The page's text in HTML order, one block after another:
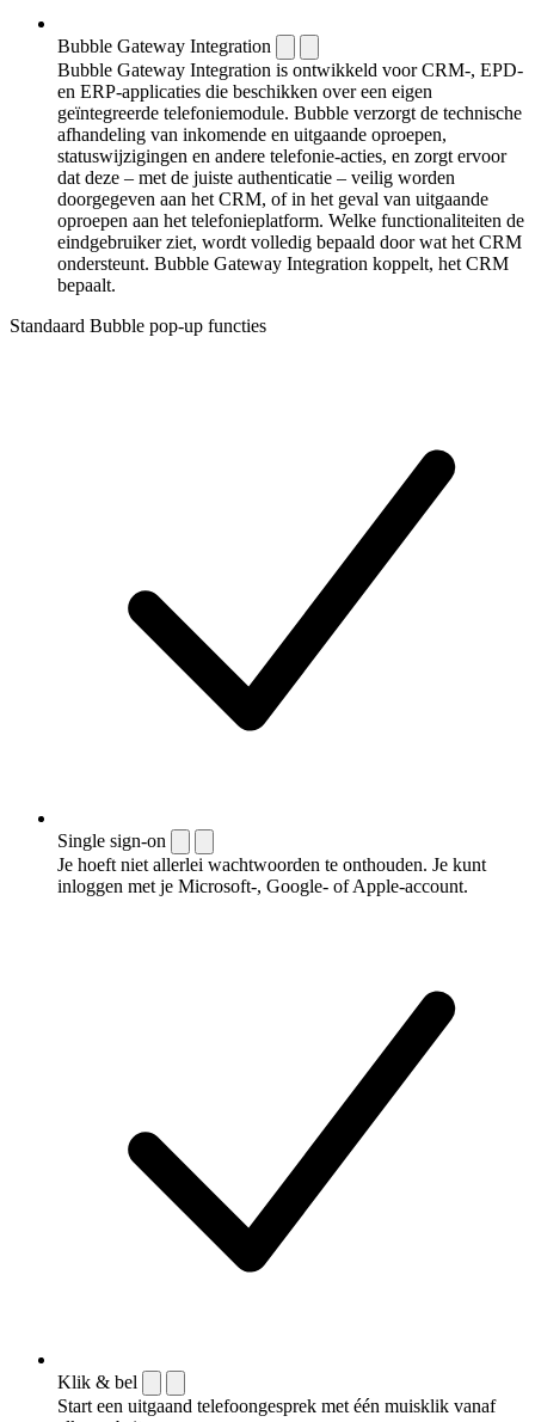
Bubble Gateway Integration
Bubble Gateway Integration is ontwikkeld voor CRM-, EPD-
en ERP-applicaties die beschikken over een eigen
geïntegreerde telefoniemodule. Bubble verzorgt de technische
afhandeling van inkomende en uitgaande oproepen,
statuswijzigingen en andere telefonie-acties, en zorgt ervoor
dat deze – met de juiste authenticatie – veilig worden
doorgegeven aan het CRM, of in het geval van uitgaande
oproepen aan het telefonieplatform. Welke functionaliteiten de
eindgebruiker ziet, wordt volledig bepaald door wat het CRM
ondersteunt. Bubble Gateway Integration koppelt, het CRM
bepaalt.
Standaard Bubble pop-up functies
Single sign-on
Je hoeft niet allerlei wachtwoorden te onthouden. Je kunt
inloggen met je Microsoft-, Google- of Apple-account.
Klik & bel
Start een uitgaand telefoongesprek met één muisklik vanaf